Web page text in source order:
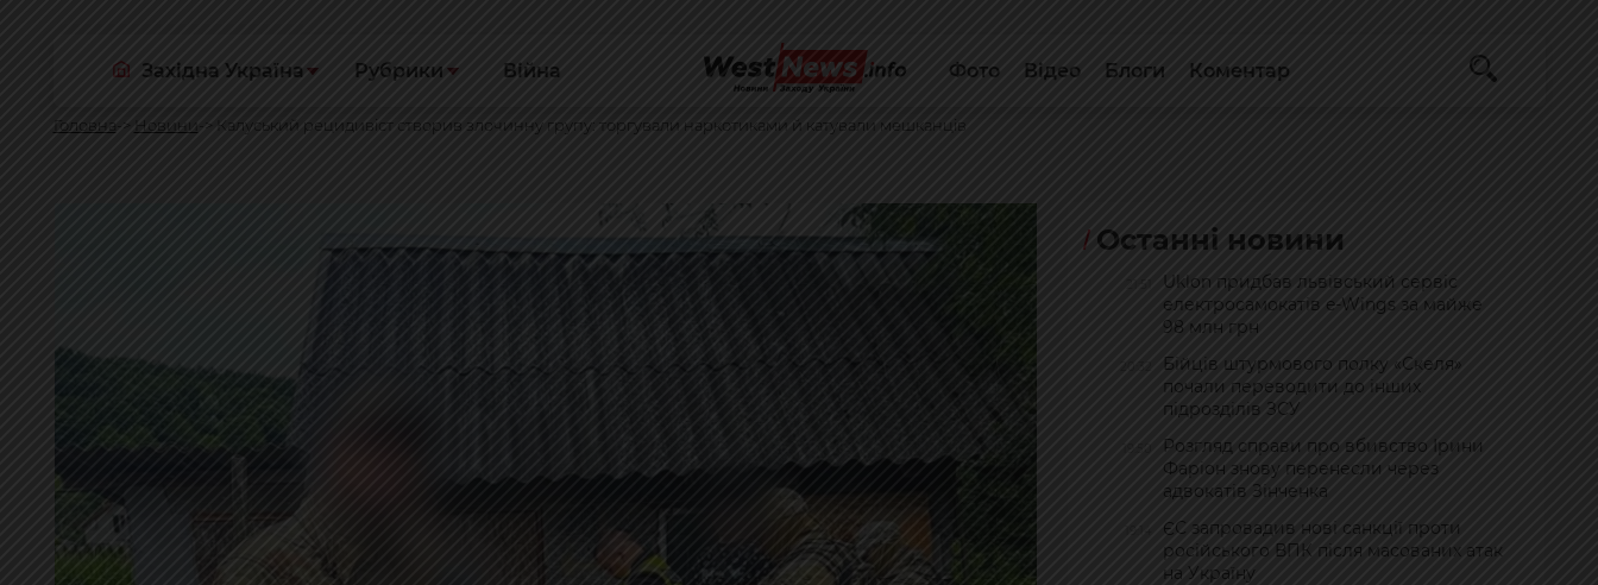
Західна Україна Рубрики Війна Фото Відео Блоги Коментар
Головна Новини Калуський рецидивіст створив злочинну групу: торгували наркотиками й катували мешканців
Останні новини
Uklon придбав львівський сервіс
електросамокатів e-Wings за майже
98 млн грн
Бійців штурмового полку «Скеля»
почали переводити до інших
підрозділів ЗСУ
Розгляд справи про вбивство Ірини
Фаріон знову перенесли через
адвокатів Зінченка
ЄС запровадив нові санкції проти
російського ВПК після масованих атак
на Україну